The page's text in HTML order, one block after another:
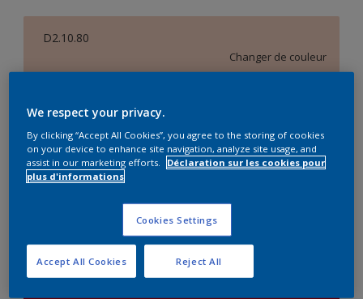
D2.10.80
Changer de couleur
Quantité Calculateur de peinture
Calculer
Ce produit n'est pas destiné à la vente en ligne et ne
peut être acheté que dans des magasins sélectionnés.
We respect your privacy.
By clicking “Accept All Cookies”, you agree to the storing of cookies
on your device to enhance site navigation, analyze site usage, and
assist in our marketing efforts.
Déclaration sur les cookies pour
plus d'informations
Cookies Settings
Reject All
Accept All Cookies